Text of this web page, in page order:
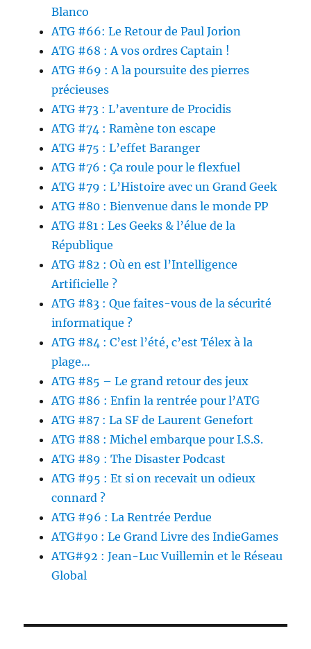
Blanco
ATG #66: Le Retour de Paul Jorion
ATG #68 : A vos ordres Captain !
ATG #69 : A la poursuite des pierres
précieuses
ATG #73 : L’aventure de Procidis
ATG #74 : Ramène ton escape
ATG #75 : L’effet Baranger
ATG #76 : Ça roule pour le flexfuel
ATG #79 : L’Histoire avec un Grand Geek
ATG #80 : Bienvenue dans le monde PP
ATG #81 : Les Geeks & l’élue de la
République
ATG #82 : Où en est l’Intelligence
Artificielle ?
ATG #83 : Que faites-vous de la sécurité
informatique ?
ATG #84 : C’est l’été, c’est Télex à la
plage…
ATG #85 – Le grand retour des jeux
ATG #86 : Enfin la rentrée pour l’ATG
ATG #87 : La SF de Laurent Genefort
ATG #88 : Michel embarque pour I.S.S.
ATG #89 : The Disaster Podcast
ATG #95 : Et si on recevait un odieux
connard ?
ATG #96 : La Rentrée Perdue
ATG#90 : Le Grand Livre des IndieGames
ATG#92 : Jean-Luc Vuillemin et le Réseau
Global